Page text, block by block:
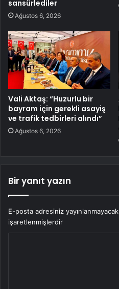
sansürlediler
Ağustos 6, 2026
Vali Aktaş: “Huzurlu bir
bayram için gerekli asayiş
ve trafik tedbirleri alındı”
Ağustos 6, 2026
Bir yanıt yazın
E-posta adresiniz
işaretlenmişlerdir